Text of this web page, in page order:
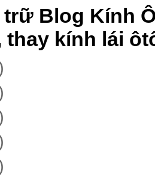
Blog Kính
thay kính lái